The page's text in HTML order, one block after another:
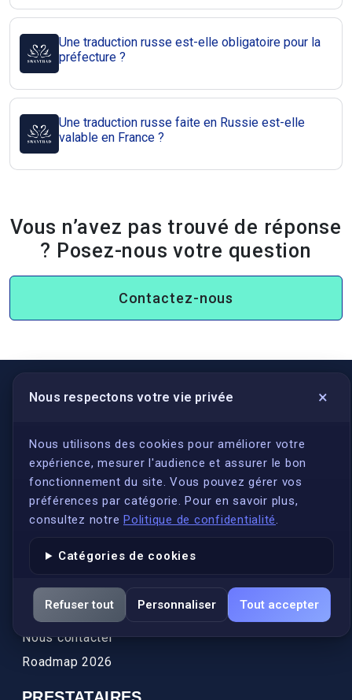
Une traduction russe est-elle obligatoire pour la
préfecture ?
Une traduction russe faite en Russie est-elle
valable en France ?
Vous n’avez pas trouvé de réponse
? Posez-nous votre question
Contactez-nous
Nous respectons votre vie privée ×
Nous utilisons des cookies pour améliorer votre
expérience, mesurer l'audience et assurer le bon
fonctionnement du site. Vous pouvez gérer vos
préférences par catégorie. Pour en savoir plus,
consultez notre Politique de confidentialité.
Catégories de cookies
Refuser tout Personnaliser Tout accepter
LIENS UTILES
S'inscrire
Qui sommes-nous ?
Conformité
Annuaires des traducteurs assermentés
Actualités
Services
FAQ
Nous contacter
Roadmap 2026